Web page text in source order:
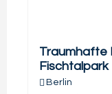
Traumhafte
Fischtalpark
Berlin